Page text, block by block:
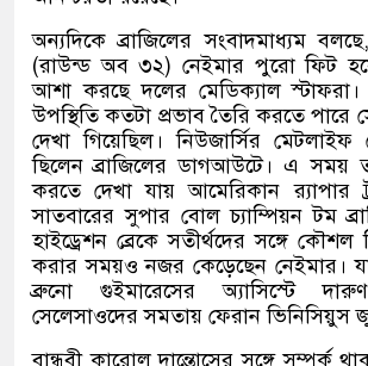
অন্যদিকে ব্রাজিলের সংবাদমাধ্যম বলছে
(রাউন্ড অব ৩২)নেইমার পুরো ফিট
আশা করছে দলের মেডিক্যাল স্টাফরা।
উপস্থিতি কতটা প্রভাব তৈরি করতে পারে
দেখা গিয়েছিল। নিউজার্সির মেটলাইফ
ছিলেন ব্রাজিলের ডাগআউটে। এ সময়
করতে দেখা যায় আমেরিকান র‌্যাপার
সাতবারের সুপার বোল চ্যাম্পিয়ন টম
হাইড্রেশন ব্রেকে সতীর্থদের সঙ্গে কৌশল
করার সময়ও নজর কেড়েছেন নেইমার।
ব্রুনো গুইমারেসের অ্যাসিস্টে
সেলেসাওদের সমতায় ফেরান ভিনিসিয়ুস
বান্ধবী কারোল দান্তোসের সঙ্গে সম্পর্ক